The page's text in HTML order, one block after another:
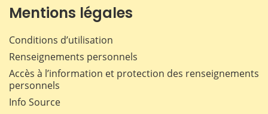
Mentions légales
Conditions d’utilisation
Renseignements personnels
Accès à l’information et protection des renseignements
personnels
Info Source